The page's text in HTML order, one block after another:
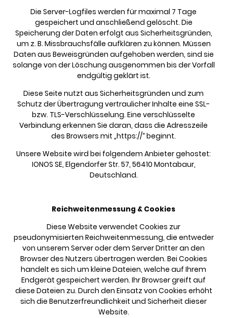
Die Server-Logfiles werden für maximal 7 Tage
gespeichert und anschließend gelöscht. Die
Speicherung der Daten erfolgt aus Sicherheitsgründen,
um z. B. Missbrauchsfälle aufklären zu können. Müssen
Daten aus Beweisgründen aufgehoben werden, sind sie
solange von der Löschung ausgenommen bis der Vorfall
endgültig geklärt ist.
Diese Seite nutzt aus Sicherheitsgründen und zum
Schutz der Übertragung vertraulicher Inhalte eine SSL-
bzw. TLS-Verschlüsselung. Eine verschlüsselte
Verbindung erkennen Sie daran, dass die Adresszeile
des Browsers mit „https://“ beginnt.
Unsere Website wird bei folgendem Anbieter gehostet:
IONOS SE, Elgendorfer Str. 57, 56410 Montabaur,
Deutschland.
Reichweitenmessung & Cookies
Diese Website verwendet Cookies zur
pseudonymisierten Reichweitenmessung, die entweder
von unserem Server oder dem Server Dritter an den
Browser des Nutzers übertragen werden. Bei Cookies
handelt es sich um kleine Dateien, welche auf Ihrem
Endgerät gespeichert werden. Ihr Browser greift auf
diese Dateien zu. Durch den Einsatz von Cookies erhöht
sich die Benutzerfreundlichkeit und Sicherheit dieser
Website.